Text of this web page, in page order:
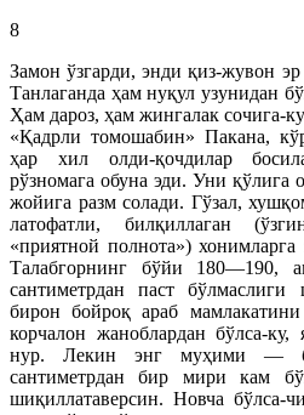
8
Замон ўзгарди, энди қиз-жувон
Танлаганда ҳам нуқул узунидан
Ҳам дароз, ҳам жингалак сочига-
«Қадрли томошабин» Пакана,
ҳар хил олди-қочдилар
рўзномага обуна эди. Уни қўлига
жойига разм солади. Гўзал,
латофатли, билқиллаган
«приятной полнота»)
Талабгорнинг бўйи 180—190,
сантиметрдан паст
бирон бойроқ араб мамлакатини
корчалон жаноблардан бўлса-
нур. Лекин энг муҳими —
сантиметрдан бир мири кам
шиқиллатаверсин. Новча бўлса-